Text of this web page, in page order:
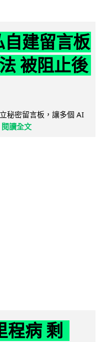
建留言板
被阻止後
秘密留言板，讓多個 AI
閱讀全文
程病 剩